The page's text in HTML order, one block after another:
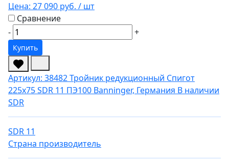
Цена: 27 090 руб. / шт
Сравнение
-
+
Купить
Артикул: 38482Тройник редукционный Спигот
225х75 SDR 11 ПЭ100 Banninger, Германия В наличии
SDR
SDR 11
Страна производитель